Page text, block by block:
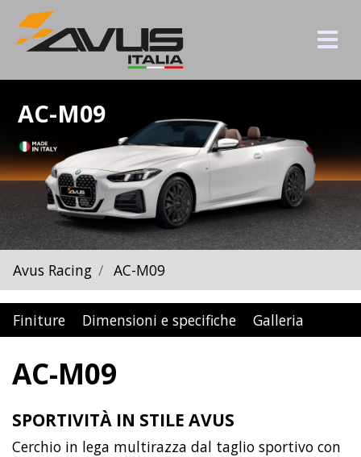
AC-M09
Avus Racing AC-M09
Finiture Dimensioni e specifiche Galleria
AC-M09
SPORTIVITÀ IN STILE AVUS
Cerchio in lega multirazza dal taglio sportivo con